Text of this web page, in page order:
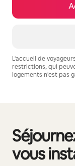
L'accueil de
restrictions, qui
logements n'est pas
vous
0 sur 0 élément